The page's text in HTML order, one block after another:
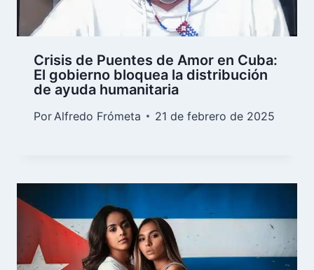
Crisis de Puentes de Amor en Cuba:
El gobierno bloquea la distribución
de ayuda humanitaria
Por Alfredo Frómeta 21 de febrero de 2025